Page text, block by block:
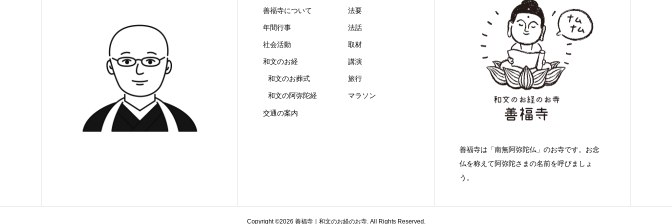
善福寺について
年間行事
社会活動
和文のお経
和文のお葬式
和文の阿弥陀経
交通の案内
法要
法話
取材
講演
旅行
マラソン
善福寺は「南無阿弥陀仏」のお寺です。お念
仏を称えて阿弥陀さまの名前を呼びましょ
う。
Copyright ©2026 善福寺｜和文のお経のお寺. All Rights Reserved.